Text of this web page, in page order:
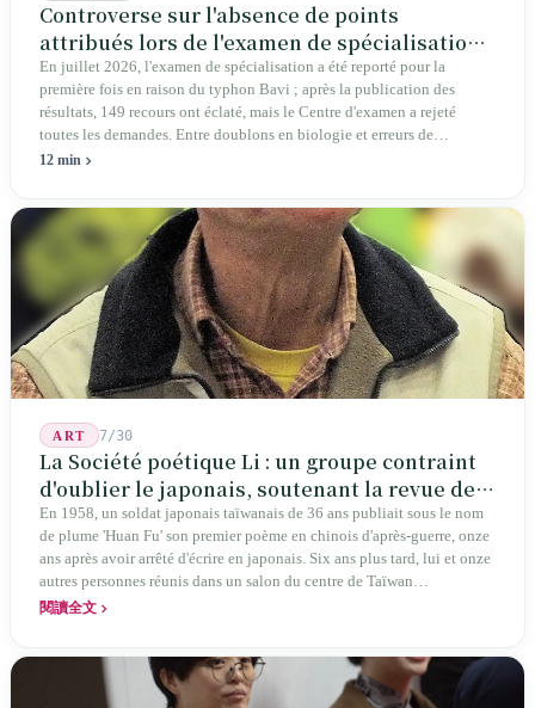
Controverse sur l'absence de points
attribués lors de l'examen de spécialisation
2026 : une crise structurelle de l'intégrité
éducative
En juillet 2026, l'examen de spécialisation a été reporté pour la
première fois en raison du typhon Bavi ; après la publication des
résultats, 149 recours ont éclaté, mais le Centre d'examen a rejeté
toutes les demandes. Entre doublons en biologie et erreurs de
graphiques en géographie, les autorités affirment que cela « n'affecte
12 min
ART 7/30
La Société poétique Li : un groupe contraint
d'oublier le japonais, soutenant la revue de
poésie chinoise la plus ancienne de Taïwan
En 1958, un soldat japonais taïwanais de 36 ans publiait sous le nom
de plume 'Huan Fu' son premier poème en chinois d'après-guerre, onze
ans après avoir arrêté d'écrire en japonais. Six ans plus tard, lui et onze
autres personnes réunis dans un salon du centre de Taïwan
transformaient cette expérience de mutisme générationnel en une
jusqu'aux manuels scolaires du collège.
閱讀全文